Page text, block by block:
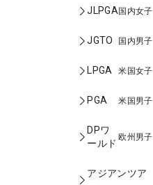
JLPGA国内女子
JGTO 国内男子
LPGA 米国女子
PGA 米国男子
DPワ
ールド
欧州男子
アジアンツア